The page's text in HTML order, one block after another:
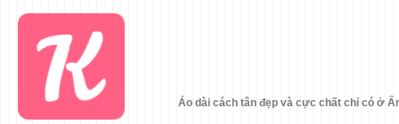
Áo dài cách tân đẹp và cực chất chỉ có ở